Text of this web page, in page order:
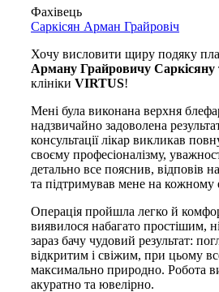
Фахівець
Саркісян Арман Грайровіч
Хочу висловити щиру подяку
Арману Грайровичу Саркісяну
клініки VIRTUS!
Мені була виконана верхня
надзвичайно задоволена
консультації лікар викликав
своєму професіоналізму,
детально все пояснив, відповів
та підтримував мене на кожному
Операція пройшла легко й
виявилося набагато простішим,
зараз бачу чудовий результат:
відкритим і свіжим, при цьому
максимально природно. Робота
акуратно та ювелірно.